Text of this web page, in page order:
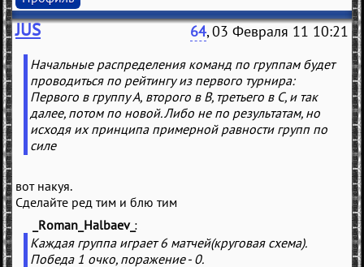
JUS 64, 03 Февраля 11 10:21
Начальные распределения команд по группам будет
проводиться по рейтингу из первого турнира:
Первого в группу А, второго в В, третьего в С, и так
далее, потом по новой. Либо не по результатам, но
исходя их принципа примерной равности групп по
силе
вот накуя.
Сделайте ред тим и блю тим
_Roman_Halbaev_
Каждая группа играет 6 матчей(круговая схема).
Победа 1 очко, поражение - 0.